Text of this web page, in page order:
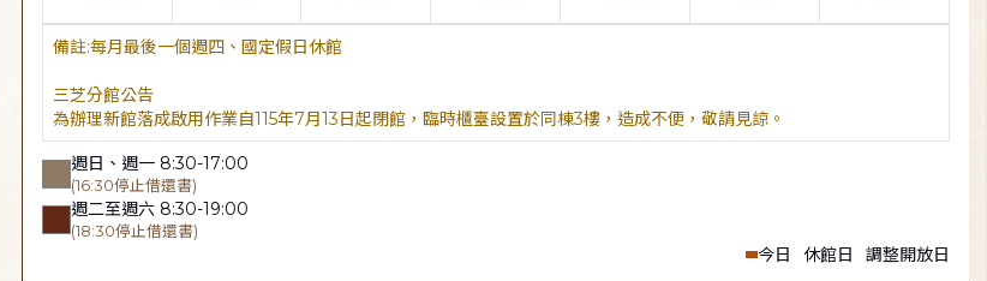
每月最後一個週四、國定假日休館
三芝分館公告
為辦理新館落成啟用作業自115年7月13日起閉館，臨時櫃臺設置於同棟3樓，造成不便，敬請見諒。
週日、週一 8:30-17:00
(16:30停止借還書)
週二至週六 8:30-19:00
(18:30停止借還書)
今日 休館日 調整開放日